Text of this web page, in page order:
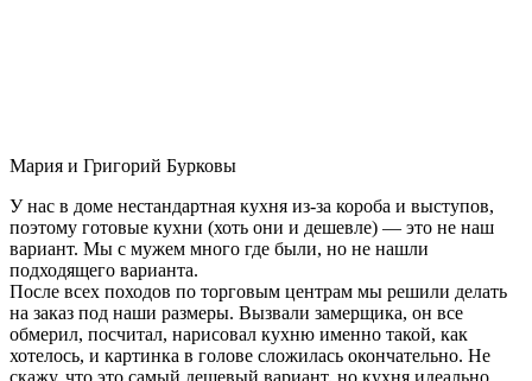
Мария и Григорий Бурковы
У нас в доме нестандартная кухня из-за короба и выступов,
поэтому готовые кухни (хоть они и дешевле) — это не наш
вариант. Мы с мужем много где были, но не нашли
подходящего варианта.
После всех походов по торговым центрам мы решили делать
на заказ под наши размеры. Вызвали замерщика, он все
обмерил, посчитал, нарисовал кухню именно такой, как
хотелось, и картинка в голове сложилась окончательно. Не
скажу, что это самый дешевый вариант, но кухня идеально